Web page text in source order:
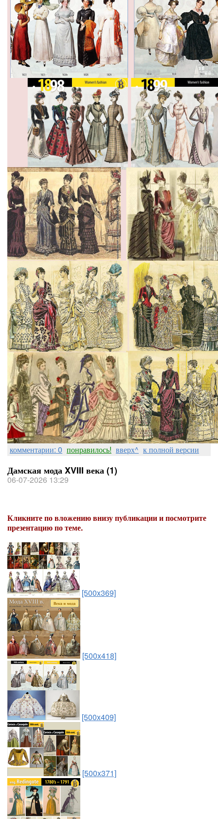
комментарии: 0 понравилось! вверх^ к полной версии
Дамская мода XVIII века (1)
06-07-2026 13:29
Кликните по вложению внизу публикации и посмотрите
презентацию по теме.
[500x369]
[500x418]
[500x409]
[500x371]